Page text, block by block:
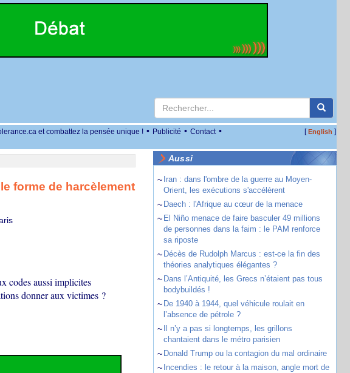
et combattez la pensée unique ! • Publicité • Contact • [English ]
forme de harcèlement
codes aussi implicites
donner aux victimes ?
Aussi
~ Iran : dans l'ombre de la guerre au Moyen-
Orient, les exécutions s'accélèrent
~ Daech : l'Afrique au cœur de la menace
~ El Niño menace de faire basculer 49 millions
de personnes dans la faim : le PAM renforce
sa riposte
~ Décès de Rudolph Marcus : est-ce la fin des
théories analytiques élégantes ?
~ Dans l’Antiquité, les Grecs n’étaient pas tous
bodybuildés !
~ De 1940 à 1944, quel véhicule roulait en
l’absence de pétrole ?
~
Il n’y a pas si longtemps, les grillons
chantaient dans le métro parisien
~ Donald Trump ou la contagion du mal ordinaire
~ Incendies : le retour à la maison, angle mort de